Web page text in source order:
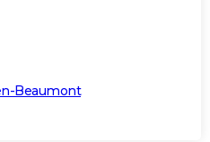
Beaumont